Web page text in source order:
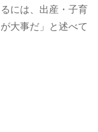
には、出産・子育
大事だ」と述べて